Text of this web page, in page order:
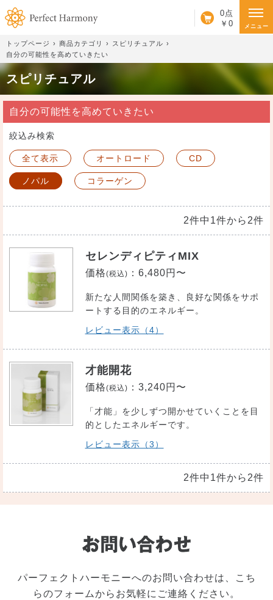
0点
￥0
カート
メニュー
トップページ 商品カテゴリ
スピリチュアル
自分の可能性を高めていきたい
スピリチュアル
自分の可能性を高めていきたい
絞込み検索
全て表示 オートロード CD
ノパル コラーゲン
2件中1件から2件
セレンディピティMIX
価格(税込) ： 6,480円〜
新たな人間関係を築き、良好な関係をサポ
ートする目的のエネルギー。
レビュー表示（4）
才能開花
価格(税込) ： 3,240円〜
「才能」を少しずつ開かせていくことを目
的としたエネルギーです。
レビュー表示（3）
2件中1件から2件
パーフェクトハーモニーへのお問い合わせは、こち
らのフォームからお気軽にご連絡ください。